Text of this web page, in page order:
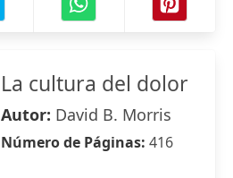
La cultura del dolor
Autor: David B. Morris
Número de Páginas: 416